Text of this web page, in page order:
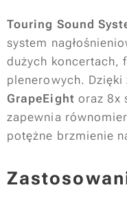
Touring Sound
system
dużych koncertach,
plenerowych.
GrapeEight oraz 8x
zapewnia
potężne brzmienie